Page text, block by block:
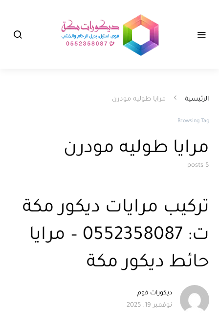
الرئيسية مرايا طوليه مودرن
Browsing Tag
مرايا طوليه مودرن
5 posts
تركيب مرايات ديكور مكة
ت: 0552358087 – مرايا
حائط ديكور مكة
ديكورات فوم
نوفمبر 19, 2025